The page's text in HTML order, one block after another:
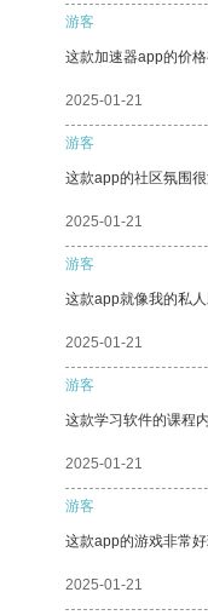
游客
这款加速器app的价
2025-01-21
游客
这款app的社区氛围
2025-01-21
游客
这款app就像我的私
2025-01-21
游客
这款学习软件的课程
2025-01-21
游客
这款app的游戏非常好
2025-01-21